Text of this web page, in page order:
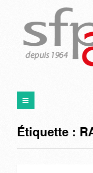
Étiquette :